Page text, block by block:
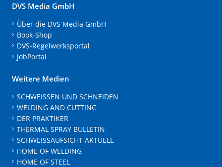
DVS Media GmbH
Über die DVS Media GmbH
Book-Shop
DVS-Regelwerksportal
JobPortal
Weitere Medien
SCHWEISSEN UND SCHNEIDEN
WELDING AND CUTTING
DER PRAKTIKER
THERMAL SPRAY BULLETIN
SCHWEISSAUFSICHT AKTUELL
HOME OF WELDING
HOME OF STEEL